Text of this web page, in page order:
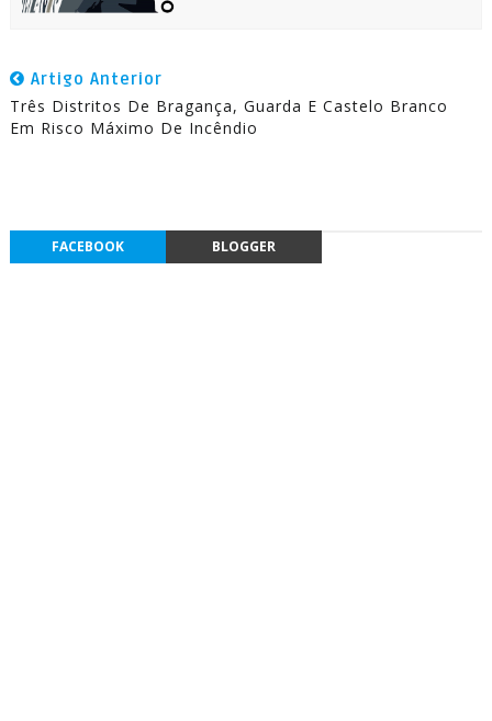
Artigo Anterior
Três Distritos De Bragança, Guarda E Castelo Branco
Em Risco Máximo De Incêndio
FACEBOOK BLOGGER